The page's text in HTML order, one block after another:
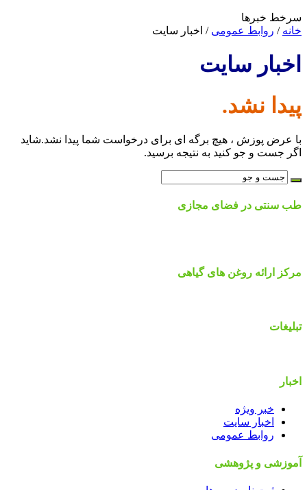
سرخط خبرها
خانه / روابط عمومی / اخبار سایت
اخبار سایت
پیدا نشد.
با عرض پوزش ، هیچ برگه ای برای درخواست شما پیدا نشد.شاید
اگر جست و جو کنید به نتیجه برسید.
طب سنتی در فضای مجازی
مرکز ارائه روغن های گیاهی
تبلیغات
اخبار
خبر ویژه
اخبار سایت
روابط عمومی
آموزشی و پژوهشی